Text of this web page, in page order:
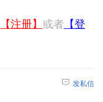
【注册】 或者 【登
发私信